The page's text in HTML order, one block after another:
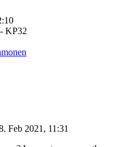
KP32
Feb 2021, 11:31